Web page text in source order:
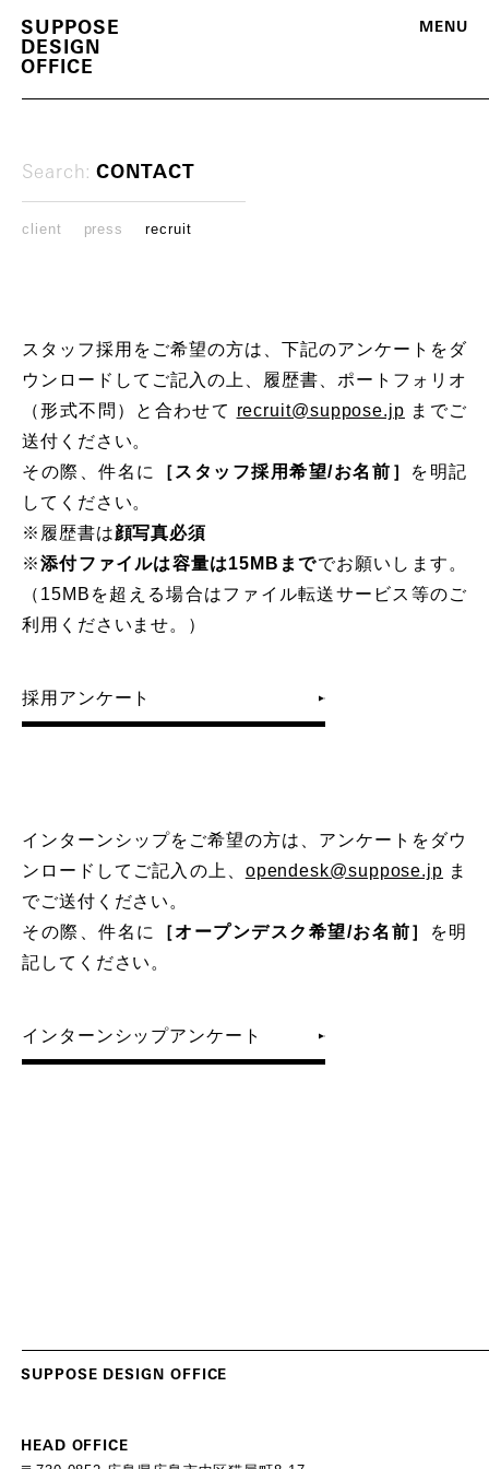
SU P POS E
D ES G N
O F F C E
M E N U
Search: CONTACT
c ient press recruit
スタッフ採用をご希望の方は、下記のアンケートをダ
ウンロードしてご記入の上、履歴書、ポートフォリオ
（形式不問）と合わせて recruit@suppose.jp までご
送付ください。
その際、件名に
［スタッフ採用希望/お名前］
を明記
してください。
※履歴書は顔写真必須
※添付ファイルは容量は15MBまででお願いします。
（15MBを超える場合はファイル転送サービス等のご
利用くださいませ。）
採用アンケート
インターンシップをご希望の方は、アンケートをダウ
ンロードしてご記入の上、 opendesk@suppose.jp ま
でご送付ください。
その際、件名に
［オープンデスク希望/お名前］
を明
記してください。
インターンシップアンケート
SU P POS E D ES IG N O F F C E
HEAD OFFICE